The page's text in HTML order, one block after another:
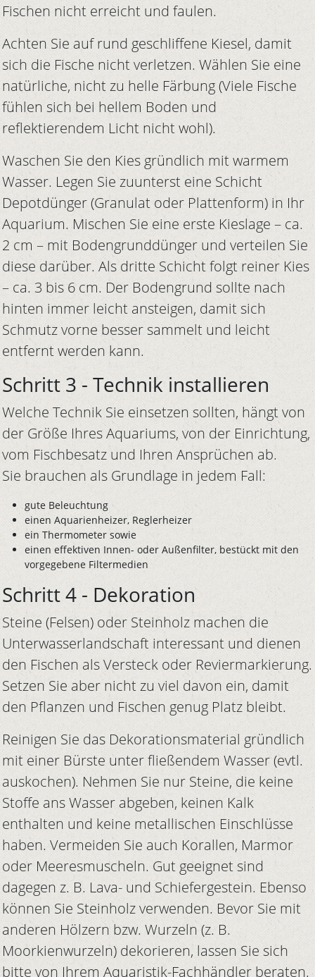
Fischen nicht erreicht und faulen.
Achten Sie auf rund geschliffene Kiesel, damit
sich die Fische nicht verletzen. Wählen Sie eine
natürliche, nicht zu helle Färbung (Viele Fische
fühlen sich bei hellem Boden und
reflektierendem Licht nicht wohl).
Waschen Sie den Kies gründlich mit warmem
Wasser. Legen Sie zuunterst eine Schicht
Depotdünger (Granulat oder Plattenform) in Ihr
Aquarium. Mischen Sie eine erste Kieslage – ca.
2 cm – mit Bodengrunddünger und verteilen Sie
diese darüber. Als dritte Schicht folgt reiner Kies
– ca. 3 bis 6 cm. Der Bodengrund sollte nach
hinten immer leicht ansteigen, damit sich
Schmutz vorne besser sammelt und leicht
entfernt werden kann.
Schritt 3 - Technik installieren
Welche Technik Sie einsetzen sollten, hängt von
der Größe Ihres Aquariums, von der Einrichtung,
vom Fischbesatz und Ihren Ansprüchen ab.
Sie brauchen als Grundlage in jedem Fall:
gute Beleuchtung
einen Aquarienheizer, Reglerheizer
ein Thermometer sowie
einen effektiven Innen- oder Außenfilter, bestückt mit den
vorgegebene Filtermedien
Schritt 4 - Dekoration
Steine (Felsen) oder Steinholz machen die
Unterwasserlandschaft interessant und dienen
den Fischen als Versteck oder Reviermarkierung.
Setzen Sie aber nicht zu viel davon ein, damit
den Pflanzen und Fischen genug Platz bleibt.
Reinigen Sie das Dekorationsmaterial gründlich
mit einer Bürste unter fließendem Wasser (evtl.
auskochen). Nehmen Sie nur Steine, die keine
Stoffe ans Wasser abgeben, keinen Kalk
enthalten und keine metallischen Einschlüsse
haben. Vermeiden Sie auch Korallen, Marmor
oder Meeresmuscheln. Gut geeignet sind
dagegen z. B. Lava- und Schiefergestein. Ebenso
können Sie Steinholz verwenden. Bevor Sie mit
anderen Hölzern bzw. Wurzeln (z. B.
Moorkienwurzeln) dekorieren, lassen Sie sich
bitte von Ihrem Aquaristik-Fachhändler beraten.